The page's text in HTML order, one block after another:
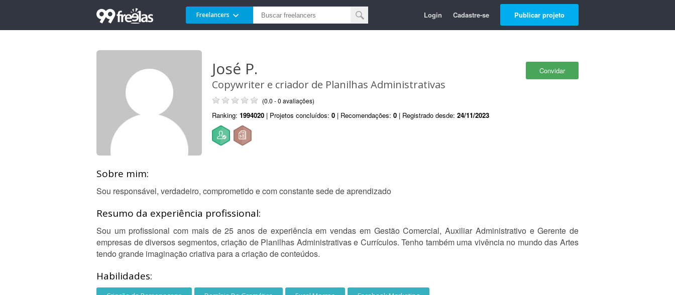
Freelancers Login Cadastre-se Publicar projeto
Convidar
José P.
Copywriter e criador de Planilhas Administrativas
(0.0 - 0 avaliações)
Ranking: 1994020 | Projetos concluídos: 0 | Recomendações: 0 | Registrado desde: 24/11/2023
Sobre mim:
Sou responsável, verdadeiro, comprometido e com constante sede de aprendizado
Resumo da experiência profissional:
Sou um profissional com mais de 25 anos de experiência em vendas em Gestão Comercial, Auxiliar Administrativo e Gerente de
empresas de diversos segmentos, criação de Planilhas Administrativas e Currículos. Tenho também uma vivência no mundo das Artes
tendo grande imaginação criativa para a criação de conteúdos.
Habilidades: